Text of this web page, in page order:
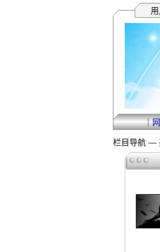
用
｜
栏目导航 —